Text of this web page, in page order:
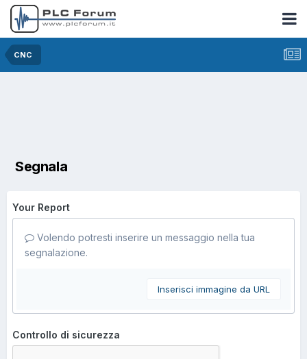
CNC
Segnala
Your Report
Volendo potresti inserire un messaggio nella tua
segnalazione.
Inserisci immagine da URL
Controllo di sicurezza